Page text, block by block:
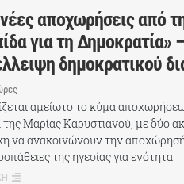
αποχωρήσεις από
για τη Δημοκρατία»
δημοκρατικού
αμείωτο το κύμα
Μαρίας Καρυστιανού, με δύο
να ανακοινώνουν την
της ηγεσίας για ενότητα.